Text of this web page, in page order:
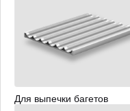
Для выпечки багетов